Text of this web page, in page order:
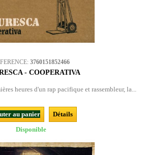
3760151852466
- COOPERATIVA
heures d'un rap pacifique et rassembleur, la...
au panier
Détails
Disponible